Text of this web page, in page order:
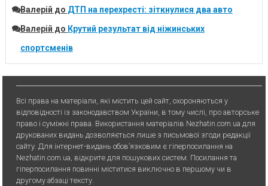
Валерій до ДТП на перехресті: зіткнулися два авто
Валерій до Крутий результат від ніжинських
спортсменів
Всі права на матеріали, які містить цей сайт, охороняються у
відповідності із законодавством України, в тому числі, про авторське
право і суміжні права. Використання матерiалiв Nezhatin.com.ua для
друкованих видань дозволяється лише з письмової згоди редакції
сайту. Для iнтернет-видань обов’язковим є гiперпосилання на
Nezhatin.com.ua, відкрите для пошукових систем. Посилання та
гіперпосилання повинні міститися виключно в першому чи в
другому абзаці тексту.